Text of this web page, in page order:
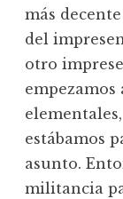
más
del
otro
estábamos
asunto.
militancia